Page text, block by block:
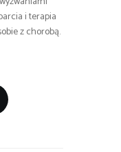
i terapia
z chorobą.